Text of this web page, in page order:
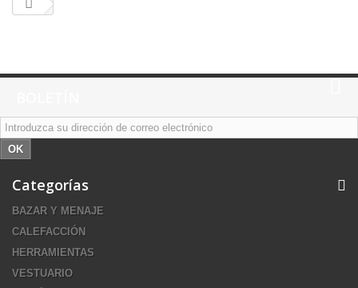
OK
Categorías
BAZAR Y MENAJE
CALEFACCIÓN
HERRAMIENTAS
VESTUARIO